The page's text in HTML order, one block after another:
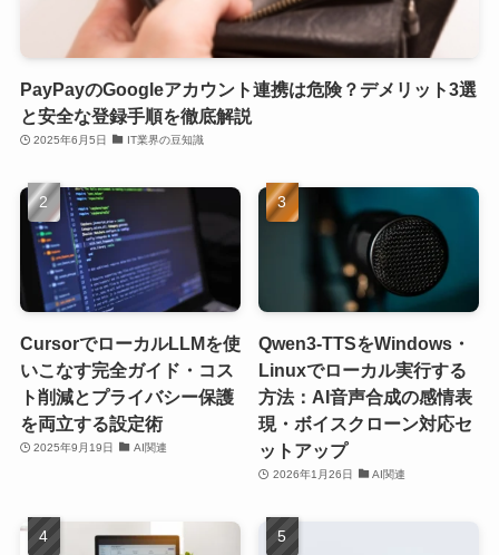
PayPayのGoogleアカウント連携は危険？デメリット3選
と安全な登録手順を徹底解説
2025年6月5日 IT業界の豆知識
CursorでローカルLLMを使
いこなす完全ガイド・コス
ト削減とプライバシー保護
を両立する設定術
2025年9月19日 AI関連
Qwen3-TTSをWindows・
Linuxでローカル実行する
方法：AI音声合成の感情表
現・ボイスクローン対応セ
ットアップ
2026年1月26日 AI関連